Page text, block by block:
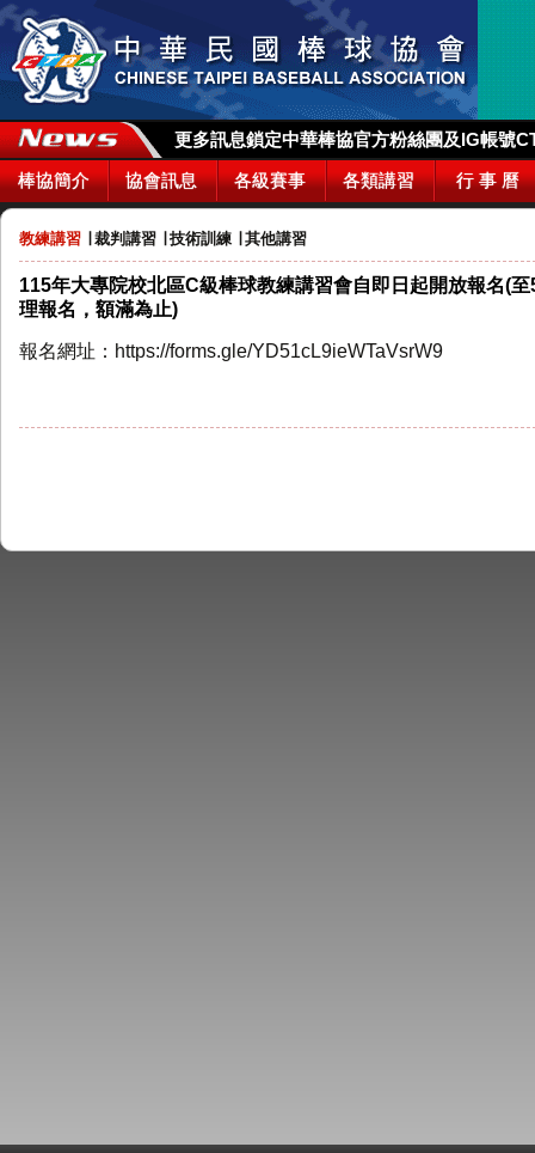
更多訊息鎖定中華棒協官方粉絲團及IG帳號
棒協簡介 協會訊息 各級賽事 各類講習 行 事 曆
教練講習 裁判講習 技術訓練 其他講習
115年大專院校北區C級棒球教練講習會自即日起開放報名(
理報名，額滿為止)
報名網址：https://forms.gle/YD51cL9ieWTaVsrW9